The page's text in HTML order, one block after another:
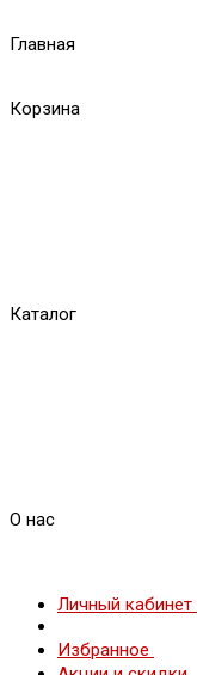
Главная
Корзина
Каталог
О нас
Личный кабинет
Избранное